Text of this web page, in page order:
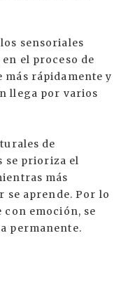
sensoriales
el proceso de
más rápidamente y
llega por varios
de
se prioriza el
más
se aprende. Por lo
con emoción, se
permanente.